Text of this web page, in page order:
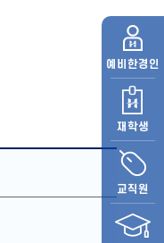
예비 한경인
재학생
교직원